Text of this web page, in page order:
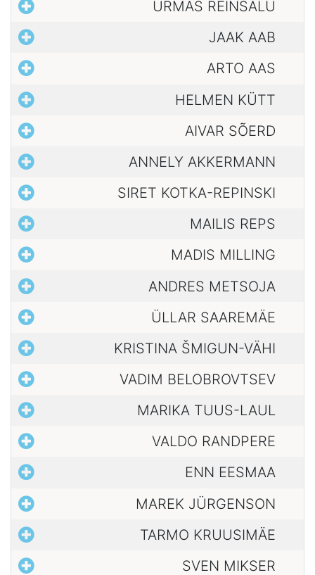
URMAS REINSALU
JAAK AAB
ARTO AAS
HELMEN KÜTT
AIVAR SÕERD
ANNELY AKKERMANN
SIRET KOTKA-REPINSKI
MAILIS REPS
MADIS MILLING
ANDRES METSOJA
ÜLLAR SAAREMÄE
KRISTINA ŠMIGUN-VÄHI
VADIM BELOBROVTSEV
MARIKA TUUS-LAUL
VALDO RANDPERE
ENN EESMAA
MAREK JÜRGENSON
TARMO KRUUSIMÄE
SVEN MIKSER